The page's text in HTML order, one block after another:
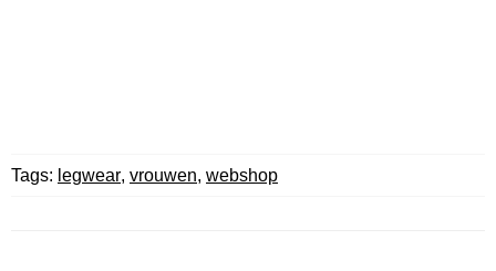
Tags: legwear, vrouwen, webshop